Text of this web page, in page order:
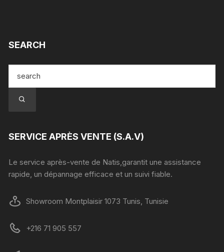
SEARCH
SERVICE APRÈS VENTE (S.A.V)
Le service après-vente de Natis,garantit une assistance
rapide, un dépannage efficace et un suivi fiable.
Showroom Montplaisir 1073 Tunis, Tunisie
+216 71 905 557